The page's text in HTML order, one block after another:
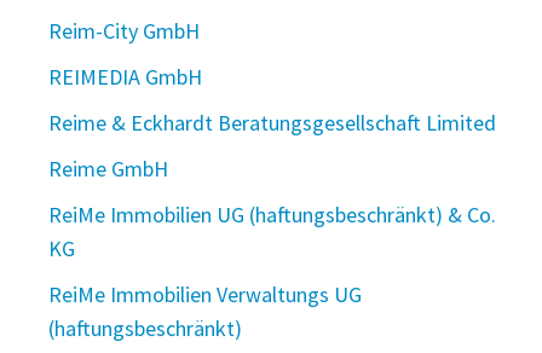
Reim-City GmbH
REIMEDIA GmbH
Reime & Eckhardt Beratungsgesellschaft Limited
Reime GmbH
ReiMe Immobilien UG (haftungsbeschränkt) & Co.
KG
ReiMe Immobilien Verwaltungs UG
(haftungsbeschränkt)